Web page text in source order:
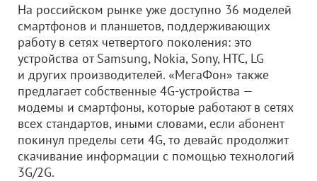
На российском рынке уже доступно 36 моделей
смартфонов и планшетов, поддерживающих
работу в сетях четвертого поколения: это
устройства от Samsung, Nokia, Sony, HTC, LG
и других производителей. «МегаФон» также
предлагает собственные 4G-устройства —
модемы и смартфоны, которые работают в сетях
всех стандартов, иными словами, если абонент
покинул пределы сети 4G, то девайс продолжит
скачивание информации с помощью технологий
3G/2G.